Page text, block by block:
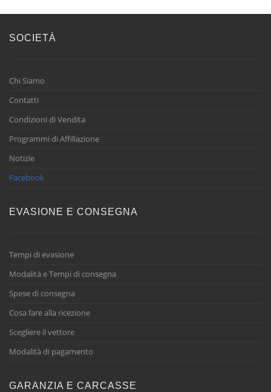
SOCIETÀ
Chi Siamo
Contatti
Condizioni di Vendita
Programmi di Affiliazione
Notizie
Facebook
EVASIONE E CONSEGNA
Tempi di evasione
Modalità e Tempi di consegna
Spese di consegna
Cosa fare alla ricezione
Scegliere il vettore
Modalità di pagamento
GARANZIA E CARCASSE